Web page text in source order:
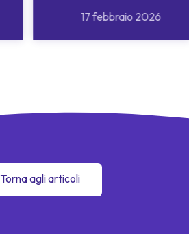
17 febbraio 2026
Torna agli articoli